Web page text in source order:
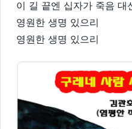
이 길 끝엔 십자가 죽음 대
영원한 생명 있으리
영원한 생명 있으리